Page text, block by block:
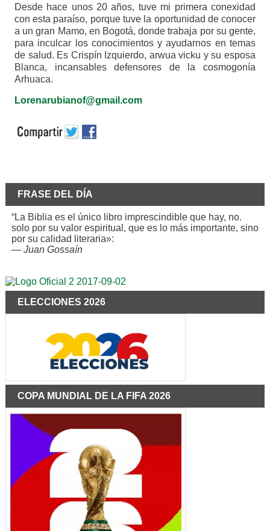
Desde hace unos 20 años, tuve mi primera conexidad
con esta paraíso, porque tuve la oportunidad de conocer
a un gran Mamo, en Bogotá, donde trabaja por su gente,
para inculcar los conocimientos y ayudarnos en temas
de salud. Es Crispín Izquierdo, arwua vicku y su esposa
Blanca, incansables defensores de la cosmogonía
Arhuaca.
Lorenarubianof@gmail.com
FRASE DEL DÍA
“La Biblia es el único libro imprescindible que hay, no.
solo por su valor espiritual, que es lo más importante, sino
por su calidad literaria»:
— Juan Gossaín
ELECCIONES 2026
COPA MUNDIAL DE LA FIFA 2026